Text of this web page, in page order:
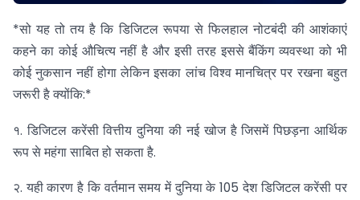
*सो यह तो तय है कि डिजिटल रूपया से फिलहाल नोटबंदी की आशंकाएं
कहने का कोई औचित्य नहीं है और इसी तरह इससे बैंकिंग व्यवस्था को भी
कोई नुकसान नहीं होगा लेकिन इसका लांच विश्व मानचित्र पर रखना बहुत
जरूरी है क्योंकि:*
१. डिजिटल करेंसी वित्तीय दुनिया की नई खोज है जिसमें पिछड़ना आर्थिक
रूप से महंगा साबित हो सकता है.
२. यही कारण है कि वर्तमान समय में दुनिया के 105 देश डिजिटल करेंसी पर